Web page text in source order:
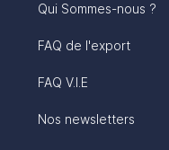
Qui Sommes-nous ?
FAQ de l'export
FAQ V.I.E
Nos newsletters